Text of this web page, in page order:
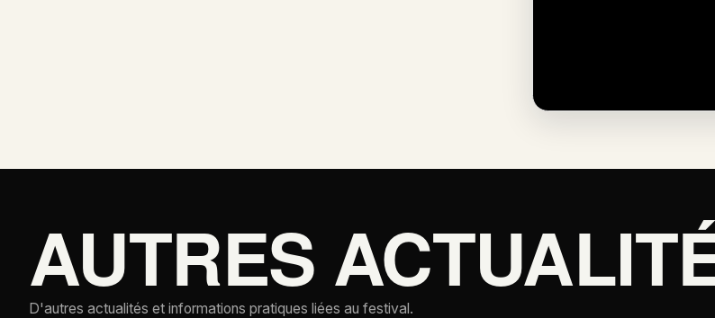
AUTRES
D'autres actualités et informations pratiques liées au festival.